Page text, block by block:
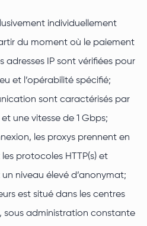
individuellement
du moment où le paiement
adresses IP sont vérifiées pour
et l’opérabilité spécifié;
sont caractérisés par
une vitesse de 1 Gbps;
les proxys prennent en
protocoles HTTP(s) et
niveau élevé d’anonymat;
est situé dans les centres
sous administration constante